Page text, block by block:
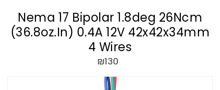
Nema 17 Bipolar
(36.8oz.in) 0.4A 12V